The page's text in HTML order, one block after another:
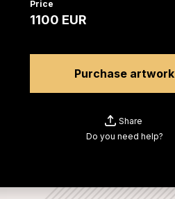
Price
1100 EUR
Purchase artwork
Share
Do you need help?